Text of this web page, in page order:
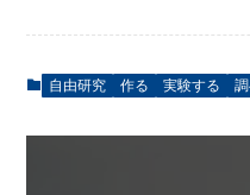
自由研究 作る 実験する